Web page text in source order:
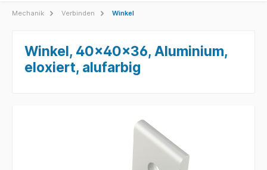
Mechanik Verbinden Winkel
Winkel, 40x40x36, Aluminium,
eloxiert, alufarbig